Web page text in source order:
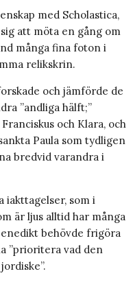
med Scholastica,
att möta en gång om
många fina foton i
relikskrin.
och jämförde de
”andliga hälft;”
och Klara, och
Paula som tydligen
bredvid varandra i
iakttagelser, som i
är ljus alltid har många
behövde frigöra
”prioritera vad den